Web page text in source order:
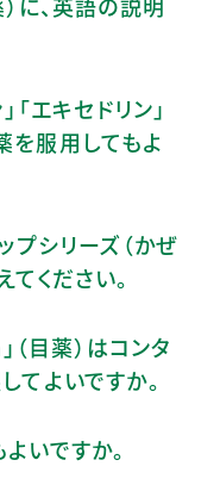
「エキセドリン」
服用してもよ
プシリーズ（かぜ
ください。
（目薬）はコンタ
てよいですか。
いですか。